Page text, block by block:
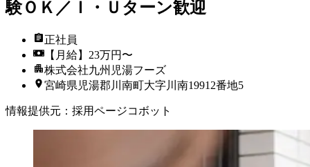
験ＯＫ／Ｉ・Ｕターン歓迎
正社員
【月給】23万円〜
株式会社九州児湯フーズ
宮崎県児湯郡川南町大字川南19912番地5
情報提供元 ： 採用ページコボット